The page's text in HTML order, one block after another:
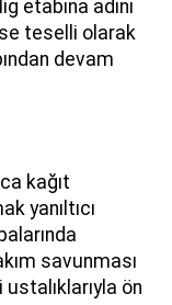
etabına adını
teselli olarak
devam
kağıt
yanıltıcı
savunması
ön